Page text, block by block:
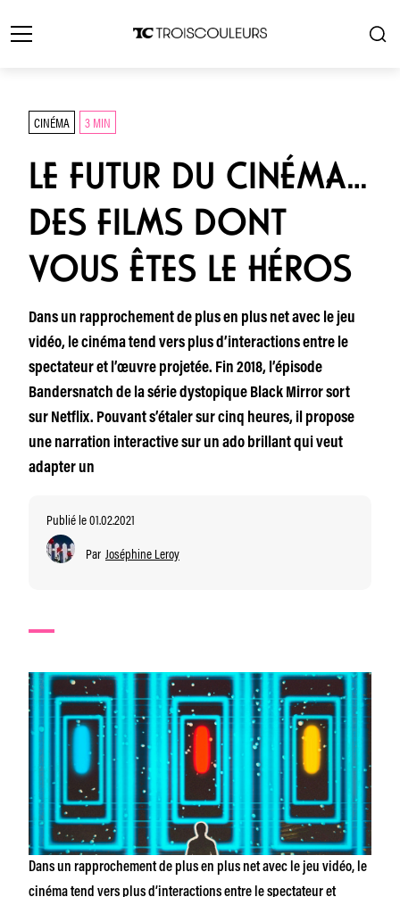
CINÉMA 3 MIN
LE FUTUR DU CINÉMA…
DES FILMS DONT
VOUS ÊTES LE HÉROS
Dans un rapprochement de plus en plus net avec le jeu
vidéo, le cinéma tend vers plus d’interactions entre le
spectateur et l’œuvre projetée. Fin 2018, l’épisode
Bandersnatch de la série dystopique Black Mirror sort
sur Netflix. Pouvant s’étaler sur cinq heures, il propose
une narration interactive sur un ado brillant qui veut
adapter un
Publié le 01.02.2021
Par Joséphine Leroy
Dans un rapprochement de plus en plus net avec le jeu vidéo, le
cinéma tend vers plus d’interactions entre le spectateur et